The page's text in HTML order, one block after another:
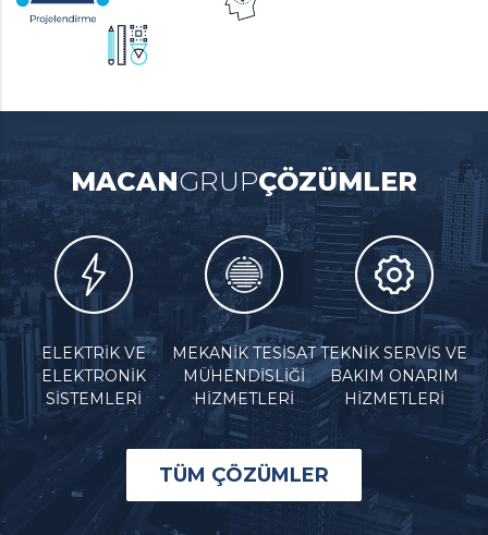
MACANGRUPÇÖZÜMLER
ELEKTRİK VE
ELEKTRONİK
SİSTEMLERİ
MEKANİK TESİSAT
MÜHENDİSLİĞİ
HİZMETLERİ
TEKNİK SERVİS VE
BAKIM ONARIM
HİZMETLERİ
TÜM ÇÖZÜMLER